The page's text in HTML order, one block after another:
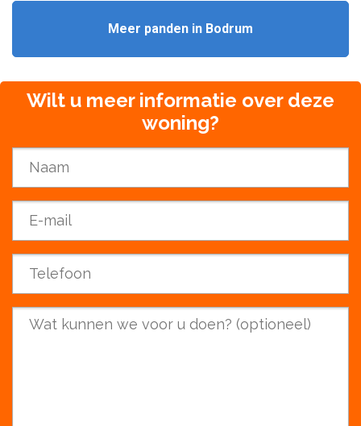
Meer panden in Bodrum
Wilt u meer informatie over deze
woning?
Name
E-mail
Phone
Your question